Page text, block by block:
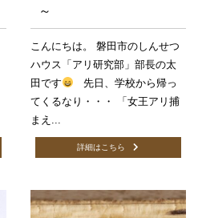
～
こんにちは。 磐田市のしんせつ
ハウス「アリ研究部」部長の太
田です
先日、学校から帰っ
てくるなり・・・ 「女王アリ捕
まえ...
詳細はこちら